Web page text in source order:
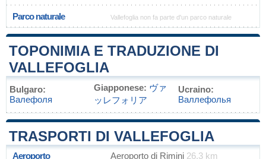
Parco naturale Vallefoglia non fa parte d'un parco naturale
TOPONIMIA E TRADUZIONE DI
VALLEFOGLIA
Bulgaro:
Валефоля
Giapponese: ヴァ
ッレフォリア
Ucraino:
Валлефолья
TRASPORTI DI VALLEFOGLIA
Aeroporto Aeroporto di Rimini 26.3 km